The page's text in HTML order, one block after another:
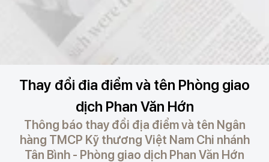
Thay đổi đia điểm và tên Phòng giao
dịch Phan Văn Hớn
Thông báo thay đổi địa điểm và tên Ngân
hàng TMCP Kỹ thương Việt Nam Chi nhánh
Tân Bình - Phòng giao dịch Phan Văn Hớn